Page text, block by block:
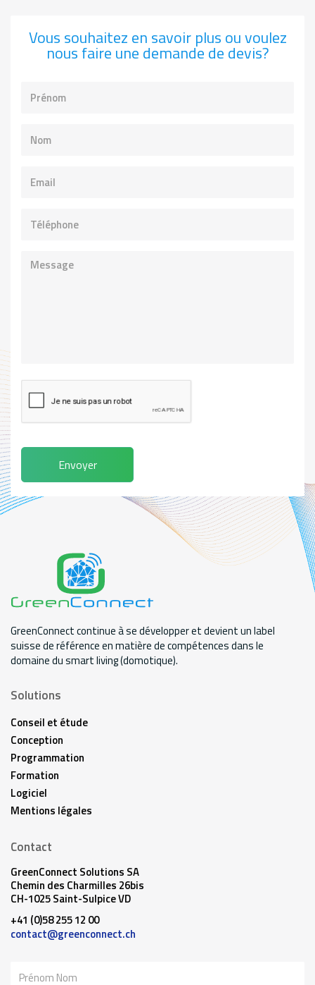
Vous souhaitez en savoir plus ou voulez
nous faire une demande de devis?
Envoyer
GreenConnect continue à se développer et devient un label
suisse de référence en matière de compétences dans le
domaine du smart living (domotique).
Solutions
Conseil et étude
Conception
Programmation
Formation
Logiciel
Mentions légales
Contact
GreenConnect Solutions SA
Chemin des Charmilles 26bis
CH-1025 Saint-Sulpice VD
+41 (0)58 255 12 00
contact@greenconnect.ch